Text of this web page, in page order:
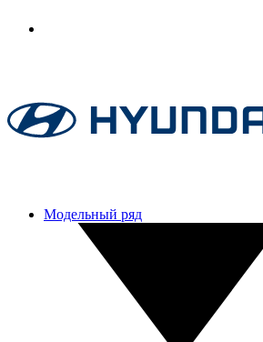
Модельный ряд